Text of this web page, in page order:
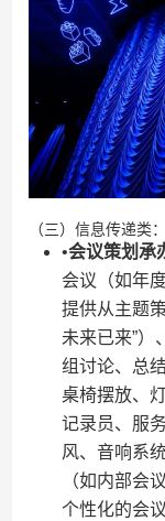
（三）信息传递类
•​会议策划承
会议（如年
提供从主题
未来已来”）
组讨论、总
桌椅摆放、
记录员、服
风、音响系
（如内部会
个性化的会